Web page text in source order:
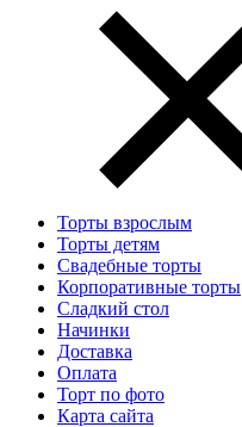
Торты взрослым
Торты детям
Свадебные торты
Корпоративные торты
Сладкий стол
Начинки
Доставка
Оплата
Торт по фото
Карта сайта